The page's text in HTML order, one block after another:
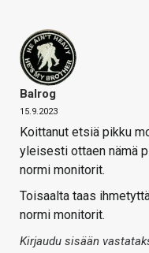
Balrog
15.9.2023
Koittanut etsiä pikku
yleisesti ottaen nämä
normi monitorit.
Toisaalta taas
normi monitorit.
Kirjaudu sisään